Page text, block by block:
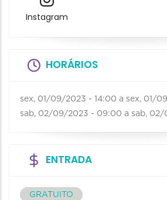
Instagram
HORÁRIOS
sex, 01/09/2023 - 14:00 a sex, 01/
sab, 02/09/2023 - 09:00 a sab, 02/
ENTRADA
GRATUITO